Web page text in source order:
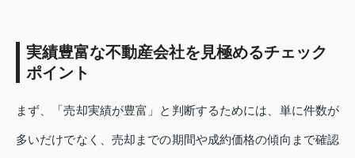
実績豊富な不動産会社を見極めるチェック
ポイント
まず、「売却実績が豊富」と判断するためには、単に件数が
多いだけでなく、売却までの期間や成約価格の傾向まで確認